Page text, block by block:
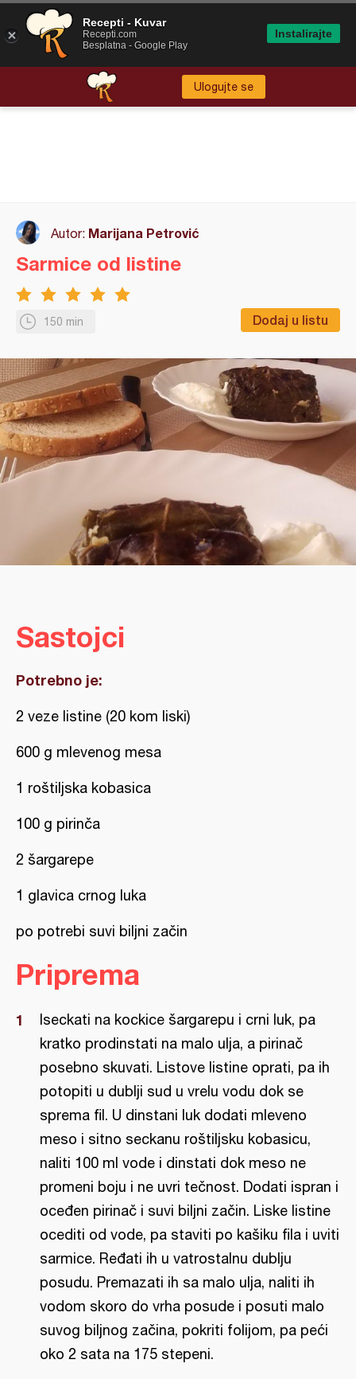
Ulogujte se
Autor: Marijana Petrović
150 min Dodaj u listu
Sarmice od listine
Sastojci
Potrebno je:
2 veze listine (20 kom liski)
600 g mlevenog mesa
1 roštiljska kobasica
100 g pirinča
2 šargarepe
1 glavica crnog luka
po potrebi suvi biljni začin
Priprema
Iseckati na kockice šargarepu i crni luk, pa
kratko prodinstati na malo ulja, a pirinač
posebno skuvati. Listove listine oprati, pa ih
potopiti u dublji sud u vrelu vodu dok se
sprema fil. U dinstani luk dodati mleveno
meso i sitno seckanu roštiljsku kobasicu,
naliti 100 ml vode i dinstati dok meso ne
promeni boju i ne uvri tečnost. Dodati ispran i
oceđen pirinač i suvi biljni začin. Liske listine
ocediti od vode, pa staviti po kašiku fila i uviti
sarmice. Ređati ih u vatrostalnu dublju
posudu. Premazati ih sa malo ulja, naliti ih
vodom skoro do vrha posude i posuti malo
suvog biljnog začina, pokriti folijom, pa peći
oko 2 sata na 175 stepeni.
Recepti - Kuvar
Recepti.com
Besplatna - Google Play
Instalirajte